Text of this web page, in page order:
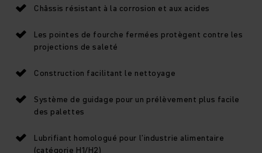
Châssis résistant à la corrosion et aux acides
Les pointes de fourche fermées protègent contre les
projections de saleté
Construction facilitant le nettoyage
Système de guidage pour un prélèvement plus facile
des palettes
Lubrifiant homologué pour l’industrie alimentaire
(catégorie H1/H2)